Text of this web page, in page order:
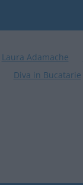
Laura Adamache
Diva in Bucatarie